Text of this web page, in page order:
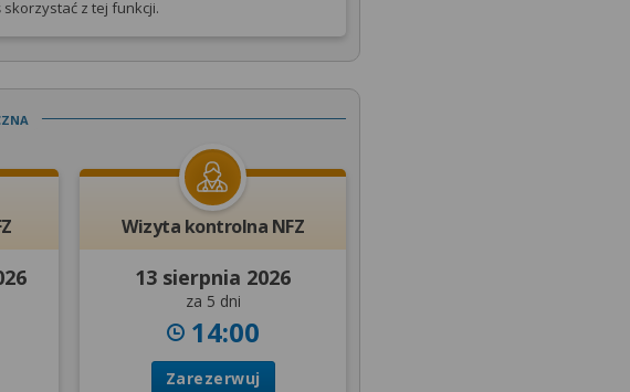
skorzystać z tej funkcji.
Wizyta kontrolna NFZ
13 sierpnia 2026
za 5 dni
14:00
Zarezerwuj